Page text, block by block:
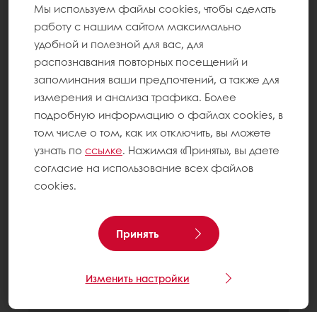
Мы используем файлы cookies, чтобы сделать
работу с нашим сайтом максимально
удобной и полезной для вас, для
распознавания повторных посещений и
запоминания ваши предпочтений, а также для
измерения и анализа трафика. Более
подробную информацию о файлах cookies, в
том числе о том, как их отключить, вы можете
узнать по ссылке. Нажимая «Принять», вы даете
согласие на использование всех файлов
cookies.
Принять
Изменить настройки